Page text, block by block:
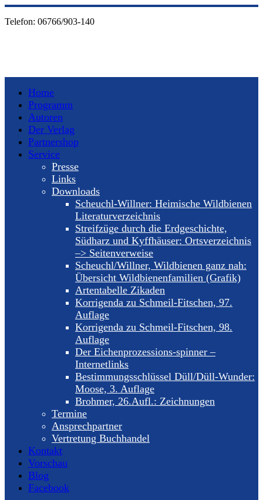
Telefon: 06766/903-140
Home
Programm
Autoren
Der Verlag
Partnershop
Service
Presse
Links
Downloads
Scheuchl-Willner: Heimische Wildbienen
Literaturverzeichnis
Streifzüge durch die Erdgeschichte,
Südharz und Kyffhäuser: Ortsverzeichnis
–> Seitenverweise
Scheuchl/Willner, Wildbienen ganz nah:
Übersicht Wildbienenfamilien (Grafik)
Artentabelle Zikaden
Korrigenda zu Schmeil-Fitschen, 97.
Auflage
Korrigenda zu Schmeil-Fitschen, 98.
Auflage
Der Eichenprozessions-spinner –
Internetlinks
Bestimmungsschlüssel Düll/Düll-Wunder:
Moose, 3. Auflage
Brohmer, 26.Aufl.: Zeichnungen
Termine
Ansprechpartner
Vertretung Buchhandel
Kontakt
Vorschau
Blog
Facebook